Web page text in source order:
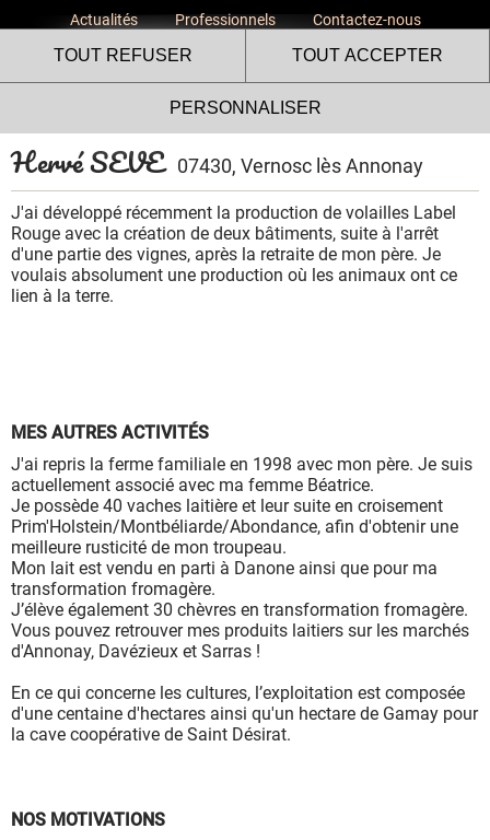
Actualités Professionnels Contactez-nous
Hervé SEVE 07430, Vernosc lès Annonay
J'ai développé récemment la production de volailles Label
Rouge avec la création de deux bâtiments, suite à l'arrêt
d'une partie des vignes, après la retraite de mon père. Je
voulais absolument une production où les animaux ont ce
lien à la terre.
MES AUTRES ACTIVITÉS
J'ai repris la ferme familiale en 1998 avec mon père. Je suis
actuellement associé avec ma femme Béatrice.
Je possède 40 vaches laitière et leur suite en croisement
Prim'Holstein/Montbéliarde/Abondance, afin d'obtenir une
meilleure rusticité de mon troupeau.
Mon lait est vendu en parti à Danone ainsi que pour ma
transformation fromagère.
J’élève également 30 chèvres en transformation fromagère.
Vous pouvez retrouver mes produits laitiers sur les marchés
d'Annonay, Davézieux et Sarras !
En ce qui concerne les cultures, l’exploitation est composée
d'une centaine d'hectares ainsi qu'un hectare de Gamay pour
la cave coopérative de Saint Désirat.
NOS MOTIVATIONS
Le site internet Volailles
Fermières de l’Ardèche utilise
pouvez changer d'avis à tout moment en cliquant sur l'icône
présente sur chaque page de notre site. En autorisant ces
services tiers, vous acceptez le dépôt et la lecture de
cookies et l'utilisation de technologies de suivi nécessaires
à leur bon fonctionnement.
Charte de confidentialité
TOUT REFUSER TOUT ACCEPTER
PERSONNALISER